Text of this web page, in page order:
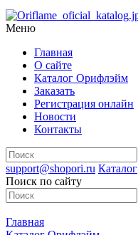
Меню
Главная
О сайте
Каталог Орифлэйм
Заказать
Регистрация онлайн
Новости
Контакты
support@shopori.ru Каталог
Поиск по сайту
Главная